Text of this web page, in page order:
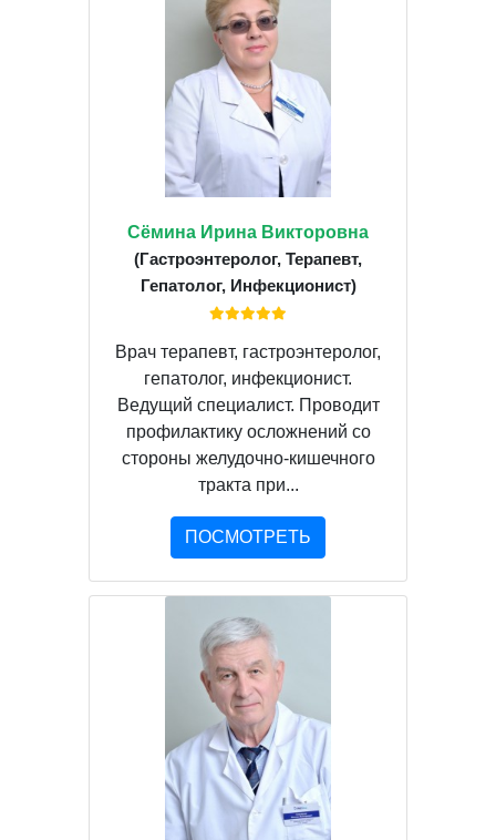
Сёмина Ирина Викторовна
(Гастроэнтеролог, Терапевт,
Гепатолог, Инфекционист)
Врач терапевт, гастроэнтеролог,
гепатолог, инфекционист.
Ведущий специалист. Проводит
профилактику осложнений со
стороны желудочно-кишечного
тракта при...
ПОСМОТРЕТЬ